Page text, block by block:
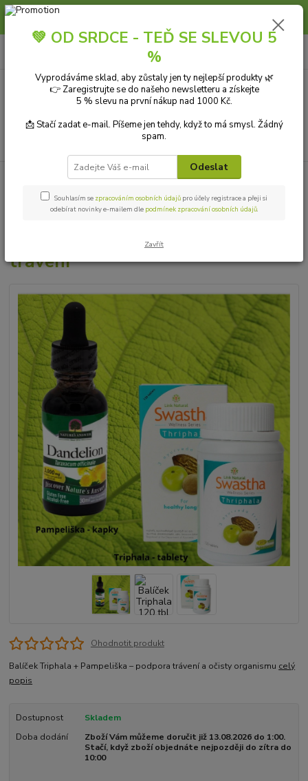
Slunce, koupání a horko dávají vlasům zabrat. Dopřejte jim šetrnou péči s
CZK
DOPLŇKY STRAVY
Balíček Triphala 120 tbl + Pampeliška 30 ml
Balíček Triphala 120 tbl +
Pampeliška 30 ml – podpora
trávení
Ohodnotit produkt
Balíček Triphala + Pampeliška – podpora trávení a očisty organismu celý
popis
Dostupnost
Skladem
Doba dodání
Zboží Vám můžeme doručit již 13.08.2026 do 1:00.
Stačí, když zboží objednáte nejpozději do zítra do
10:00
💚 OD SRDCE - TEĎ SE SLEVOU 5
%
Vyprodáváme sklad, aby zůstaly jen ty nejlepší produkty 🌿
👉 Zaregistrujte se do našeho newsletteru a získejte
5 % slevu na první nákup nad 1000 Kč.
📩 Stačí zadat e-mail. Píšeme jen tehdy, když to má smysl. Žádný
spam.
Odeslat
Souhlasím se zpracováním osobních údajů pro účely registrace a přeji si
odebírat novinky e-mailem dle podmínek zpracování osobních údajů.
Zavřít